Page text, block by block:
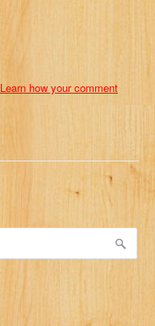
Learn how your comment